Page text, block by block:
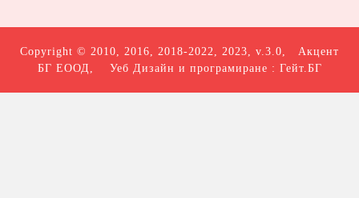
Copyright © 2010, 2016, 2018-2022, 2023, v.3.0, Акцент
БГ ЕООД , Уеб Дизайн и програмиране : Гейт.БГ